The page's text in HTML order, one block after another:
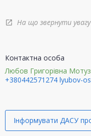
open_in_new На що звернути
Контактна особа
Любов Григорівна
+380442571274 lyubov-
Інформувати ДАСУ